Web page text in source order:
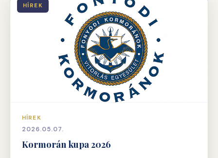
HÍREK
HÍREK
2026.05.07.
Kormorán kupa 2026